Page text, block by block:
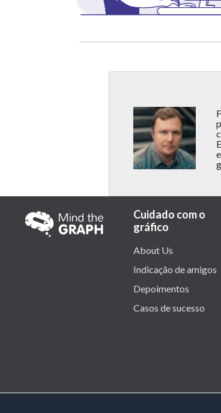
Cuidado com o
gráfico
About Us
Indicação de amigos
Depoimentos
Casos de sucesso